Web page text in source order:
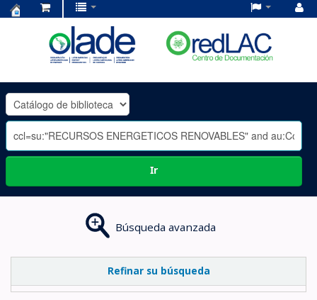
OLADE
-
Ir
Búsqueda avanzada
Refinar su búsqueda